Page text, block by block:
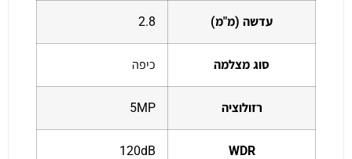
עדשה (מ"מ) 2.8
סוג מצלמה כיפה
רזולוציה 5MP
WDR
120dB